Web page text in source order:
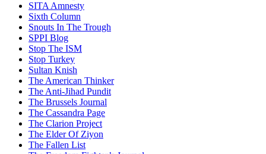
SITA Amnesty
Sixth Column
Snouts In The Trough
SPPI Blog
Stop The ISM
Stop Turkey
Sultan Knish
The American Thinker
The Anti-Jihad Pundit
The Brussels Journal
The Cassandra Page
The Clarion Project
The Elder Of Ziyon
The Fallen List